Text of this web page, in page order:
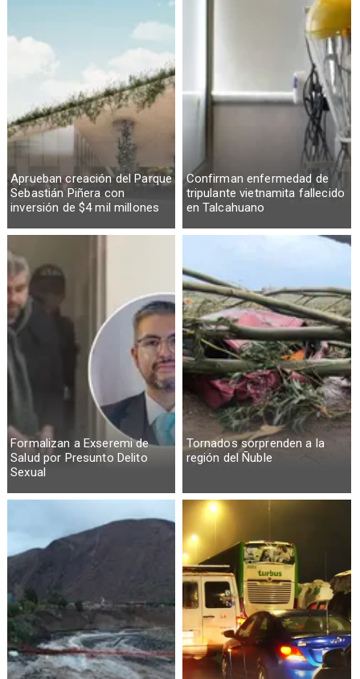
Aprueban creación del Parque
Sebastián Piñera con
inversión de $4 mil millones
Confirman enfermedad de
tripulante vietnamita fallecido
en Talcahuano
Formalizan a Exseremi de
Salud por Presunto Delito
Sexual
Tornados sorprenden a la
región del Ñuble